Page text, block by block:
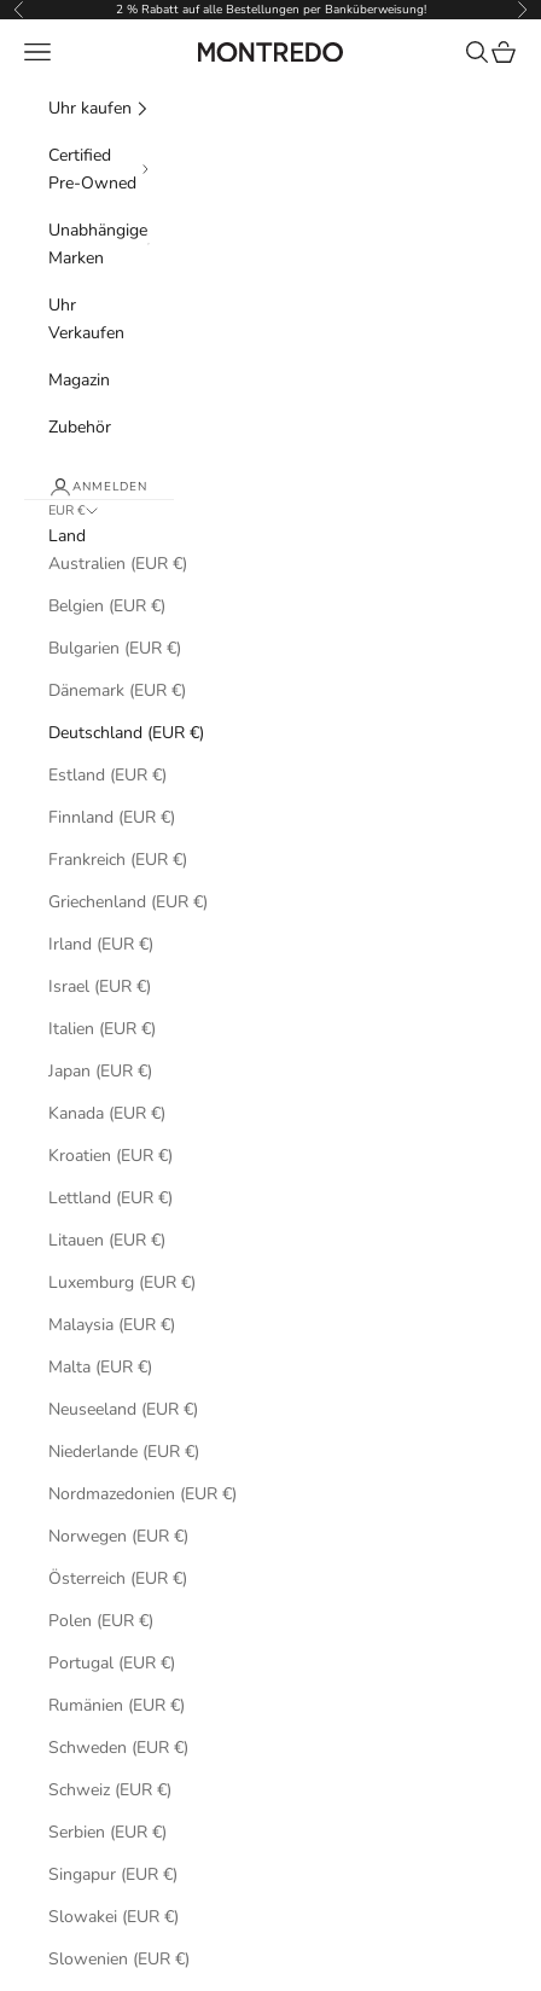
Zum Inhalt springen
Zurück 2 % Rabatt auf alle Bestellungen per Banküberweisung! Vor
Montredo
Menü Suchen
Uhr kaufen
Certified
Pre-Owned
Unabhängige
Marken
Uhr
Verkaufen
Magazin
Zubehör
ANMELDEN
EUR €
Land
Australien (EUR €)
Belgien (EUR €)
Bulgarien (EUR €)
Dänemark (EUR €)
Deutschland (EUR €)
Estland (EUR €)
Finnland (EUR €)
Frankreich (EUR €)
Griechenland (EUR €)
Irland (EUR €)
Israel (EUR €)
Italien (EUR €)
Japan (EUR €)
Kanada (EUR €)
Kroatien (EUR €)
Lettland (EUR €)
Litauen (EUR €)
Luxemburg (EUR €)
Malaysia (EUR €)
Malta (EUR €)
Neuseeland (EUR €)
Niederlande (EUR €)
Nordmazedonien (EUR €)
Norwegen (EUR €)
Österreich (EUR €)
Polen (EUR €)
Portugal (EUR €)
Rumänien (EUR €)
Schweden (EUR €)
Schweiz (EUR €)
Serbien (EUR €)
Singapur (EUR €)
Slowakei (EUR €)
Slowenien (EUR €)